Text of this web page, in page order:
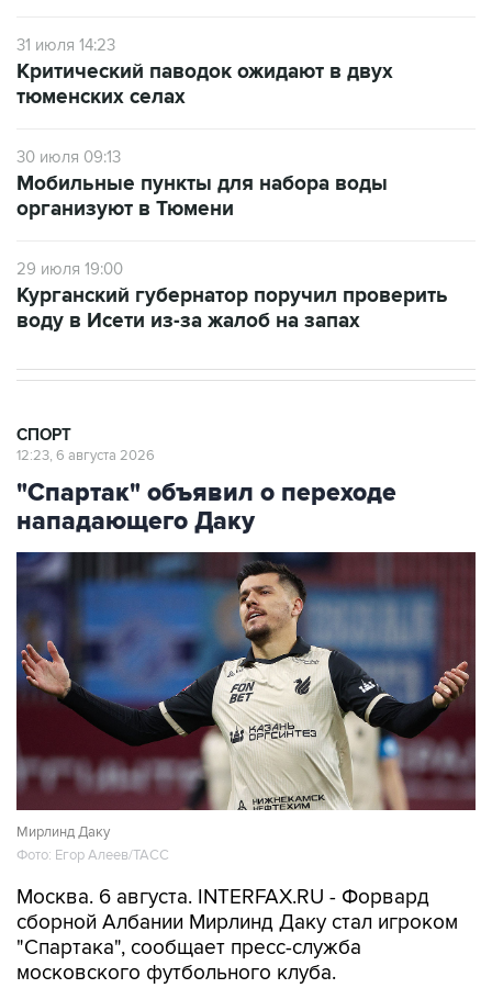
31 июля 14:23
Критический паводок ожидают в двух
тюменских селах
30 июля 09:13
Мобильные пункты для набора воды
организуют в Тюмени
29 июля 19:00
Курганский губернатор поручил проверить
воду в Исети из-за жалоб на запах
СПОРТ
12:23, 6 августа 2026
"Спартак" объявил о переходе
нападающего Даку
Мирлинд Даку
Фото: Егор Алеев/ТАСС
Москва. 6 августа. INTERFAX.RU - Форвард
сборной Албании Мирлинд Даку стал игроком
"Спартака", сообщает пресс-служба
московского футбольного клуба.